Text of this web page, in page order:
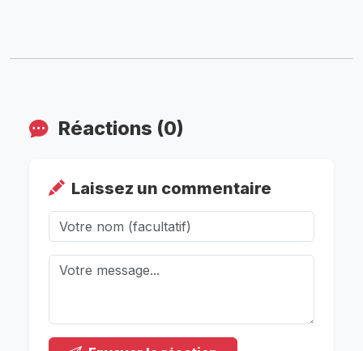
Réactions (0)
Laissez un commentaire